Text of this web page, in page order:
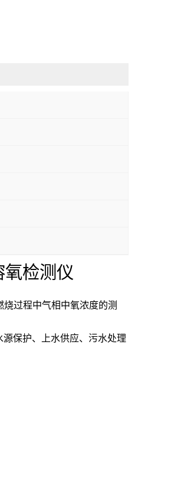
氧检测仪
过程中气相中氧浓度的测
保护、上水供应、污水处理